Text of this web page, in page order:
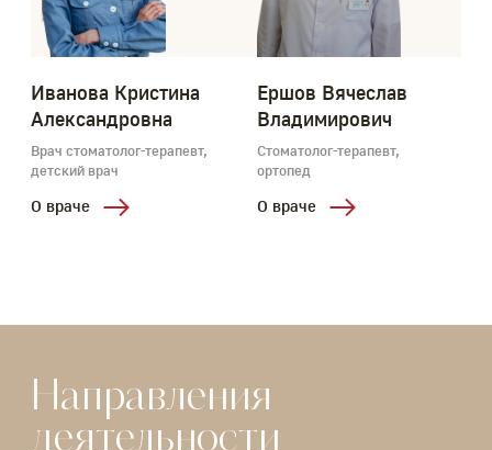
Иванова Кристина
Александровна
Врач стоматолог-терапевт,
детский врач
О враче
Ершов Вячеслав
Владимирович
Стоматолог-терапевт,
ортопед
О враче
Направления
деятельности